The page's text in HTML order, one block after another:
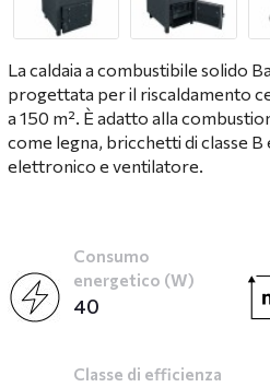
La caldaia a combustibile solido
progettata per il riscaldamento
a 150 m². È adatto alla
come legna, bricchetti di classe
elettronico e ventilatore.
Consumo
energetico (W)
40
Classe di efficienza